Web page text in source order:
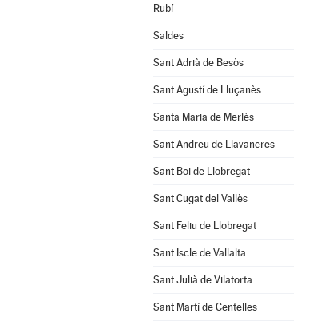
Rubí
Saldes
Sant Adrià de Besòs
Sant Agustí de Lluçanès
Santa Maria de Merlès
Sant Andreu de Llavaneres
Sant Boi de Llobregat
Sant Cugat del Vallès
Sant Feliu de Llobregat
Sant Iscle de Vallalta
Sant Julià de Vilatorta
Sant Martí de Centelles